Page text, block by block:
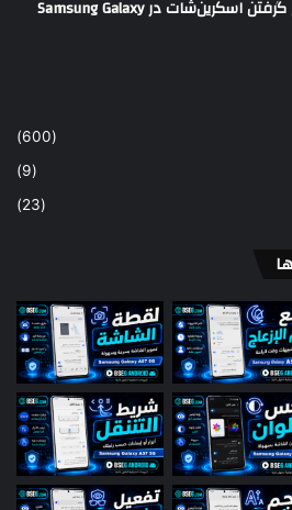
رازها و روش‌های مؤثر برای گرفتن اسکرین‌شات در Samsung Galaxy
(600)
(9)
(23)